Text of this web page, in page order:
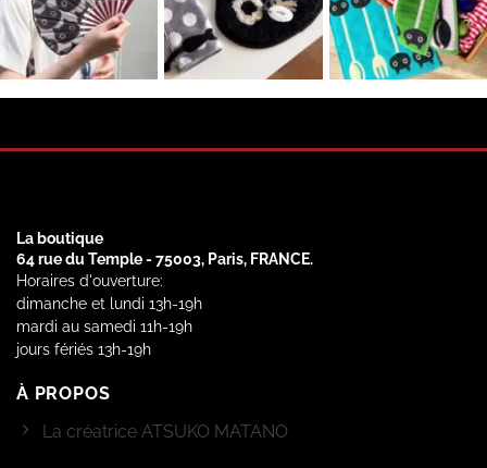
La boutique
64 rue du Temple - 75003, Paris, FRANCE.
Horaires d'ouverture:
dimanche et lundi 13h-19h
mardi au samedi 11h-19h
jours fériés 13h-19h
À PROPOS
La créatrice ATSUKO MATANO